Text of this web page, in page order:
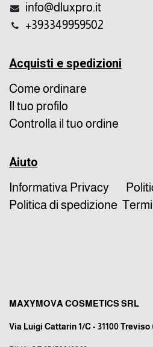
info@dluxpro.it
+393349959502
Acquisti e spedizioni
Come ordinare
Il tuo profilo
Controlla il tuo ordine
Aiuto
Informativa Privacy
Politica di spedizione
MAXYMOVA COSMETICS SRL
Via Luigi Cattarin 1/C - 31100 Treviso